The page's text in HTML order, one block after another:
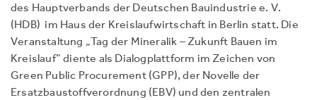
des Hauptverbands der Deutschen Bauindustrie e. V.
(HDB) im Haus der Kreislaufwirtschaft in Berlin statt. Die
Veranstaltung „Tag der Mineralik – Zukunft Bauen im
Kreislauf“ diente als Dialogplattform im Zeichen von
Green Public Procurement (GPP), der Novelle der
Ersatzbaustoffverordnung (EBV) und den zentralen